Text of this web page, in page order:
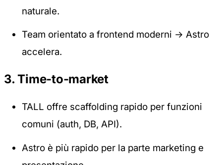
naturale.
Team orientato a frontend moderni → Astro
accelera.
3. Time-to-market
TALL offre scaffolding rapido per funzioni
comuni (auth, DB, API).
Astro è più rapido per la parte marketing e